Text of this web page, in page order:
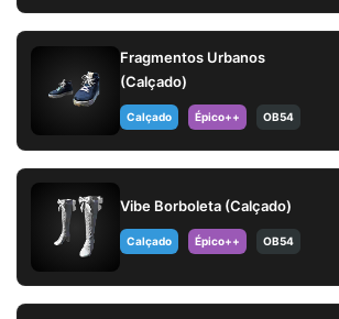
Fragmentos Urbanos
(Calçado)
Calçado Épico++ OB54
Vibe Borboleta (Calçado)
Calçado Épico++ OB54